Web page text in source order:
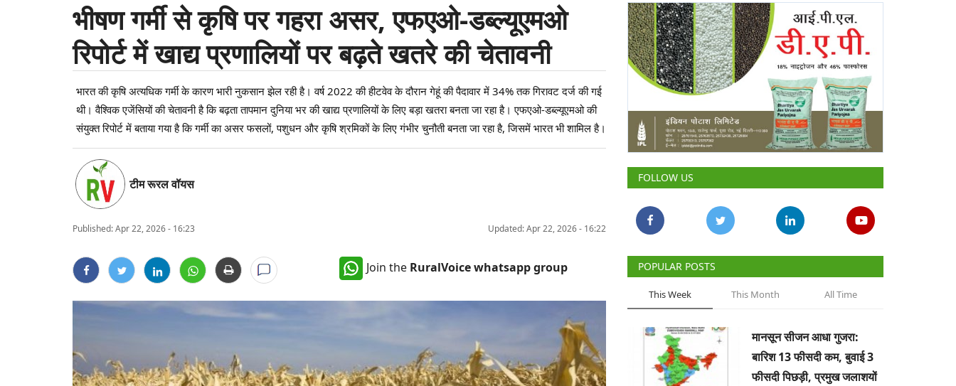
भीषण गर्मी से कृषि पर गहरा असर, एफएओ-डब्ल्यूएमओ
रिपोर्ट में खाद्य प्रणालियों पर बढ़ते खतरे की चेतावनी
भारत की कृषि अत्यधिक गर्मी के कारण भारी नुकसान झेल रही है। वर्ष 2022 की हीटवेव के दौरान गेहूं की पैदावार में 34% तक गिरावट दर्ज की गई
थी। वैश्विक एजेंसियों की चेतावनी है कि बढ़ता तापमान दुनिया भर की खाद्य प्रणालियों के लिए बड़ा खतरा बनता जा रहा है। एफएओ-डब्ल्यूएमओ की
संयुक्त रिपोर्ट में बताया गया है कि गर्मी का असर फसलों, पशुधन और कृषि श्रमिकों के लिए गंभीर चुनौती बनता जा रहा है, जिसमें भारत भी शामिल है।
टीम रूरल वॉयस
Published:Apr 22, 2026 - 16:23 Updated: Apr 22, 2026 - 16:22
Join the RuralVoice whatsapp group
FOLLOW US
POPULAR POSTS
This Week This Month All Time
मानसून सीजन आधा गुजरा:
बारिश 13 फीसदी कम, बुवाई 3
फीसदी पिछड़ी, प्रमुख जलाशयों